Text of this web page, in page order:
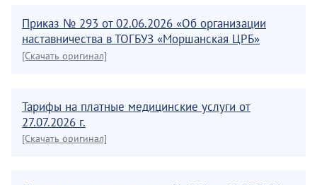
Приказ № 293 от 02.06.2026 «Об организации
наставничества в ТОГБУЗ «Моршанская ЦРБ»
[Скачать оригинал]
Тарифы на платные медицинские услуги от
27.07.2026 г.
[Скачать оригинал]